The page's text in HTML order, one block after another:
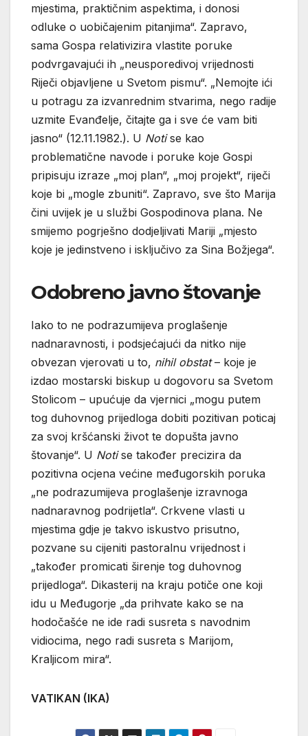
mjestima, praktičnim aspektima, i donosi
odluke o uobičajenim pitanjima“. Zapravo,
sama Gospa relativizira vlastite poruke
podvrgavajući ih „neusporedivoj vrijednosti
Riječi objavljene u Svetom pismu“. „Nemojte ići
u potragu za izvanrednim stvarima, nego radije
uzmite Evanđelje, čitajte ga i sve će vam biti
jasno“ (12.11.1982.). U Notise kao
problematične navode i poruke koje Gospi
pripisuju izraze „moj plan“, „moj projekt“, riječi
koje bi „mogle zbuniti“. Zapravo, sve što Marija
čini uvijek je u službi Gospodinova plana. Ne
smijemo pogrješno dodjeljivati Mariji „mjesto
koje je jedinstveno i isključivo za Sina Božjega“.
Odobreno javno štovanje
Iako to ne podrazumijeva proglašenje
nadnaravnosti, i podsjećajući da nitko nije
obvezan vjerovati u to, nihil obstat– koje je
izdao mostarski biskup u dogovoru sa Svetom
Stolicom – upućuje da vjernici „mogu putem
tog duhovnog prijedloga dobiti pozitivan poticaj
za svoj kršćanski život te dopušta javno
štovanje“. U Notise također precizira da
pozitivna ocjena većine međugorskih poruka
„ne podrazumijeva proglašenje izravnoga
nadnaravnog podrijetla“. Crkvene vlasti u
mjestima gdje je takvo iskustvo prisutno,
pozvane su cijeniti pastoralnu vrijednost i
„također promicati širenje tog duhovnog
prijedloga“. Dikasterij na kraju potiče one koji
idu u Međugorje „da prihvate kako se na
hodočašće ne ide radi susreta s navodnim
vidiocima, nego radi susreta s Marijom,
Kraljicom mira“.
VATIKAN (IKA)